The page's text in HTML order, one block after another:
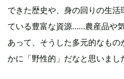
できた歴史や、身の回りの生
ている豊富な資源……農産品や
あって、そうした多元的なも
かに「野性的」だなと思いまし